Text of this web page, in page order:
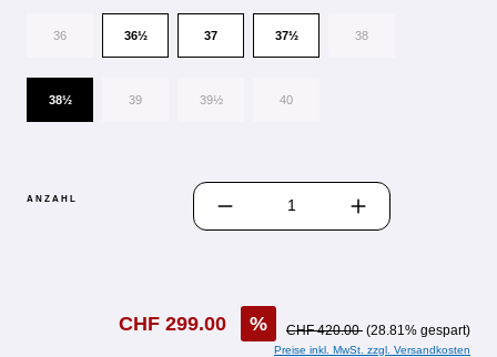
36 36½ 37 37½ 38
38½ 39 39½ 40
ANZAHL
PRODUKT ANZAHL: GIB DEN
CHF 299.00 % CHF 420.00 (28.81% gespart)
Preise inkl. MwSt. zzgl. Versandkosten